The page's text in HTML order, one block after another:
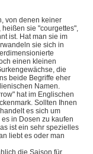
von denen keiner
sie "courgettes",
ist. Hat man sie im
sie sich in
einen kleinen
die
beide Begriffe eher
Namen.
hat im Englischen
Sollten Ihnen
es sich um
in Dosen zu kaufen
ist ein sehr spezielles
liebt es oder man
die Saison für